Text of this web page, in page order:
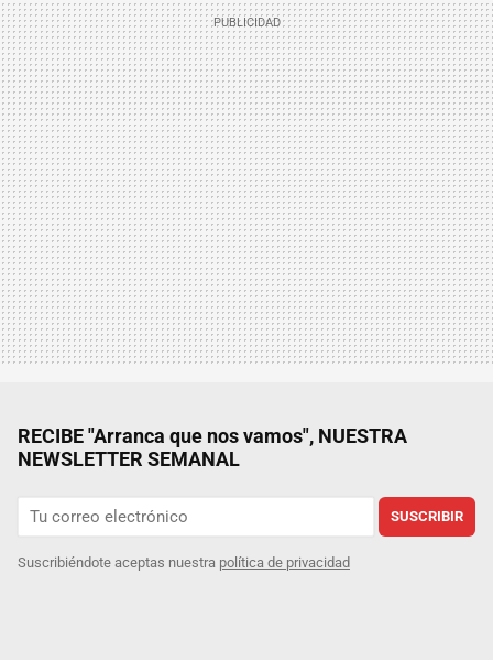
RECIBE "Arranca que nos vamos", NUESTRA
NEWSLETTER SEMANAL
SUSCRIBIR
Suscribiéndote aceptas nuestra política de privacidad